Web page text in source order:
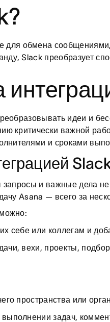
для обмена
Slack преобразует
идеи и
критически важной
и сроками
запросы и важные дела
Asana — всего за
себе или коллегам и
вехи, проекты,
пространства или
задач,